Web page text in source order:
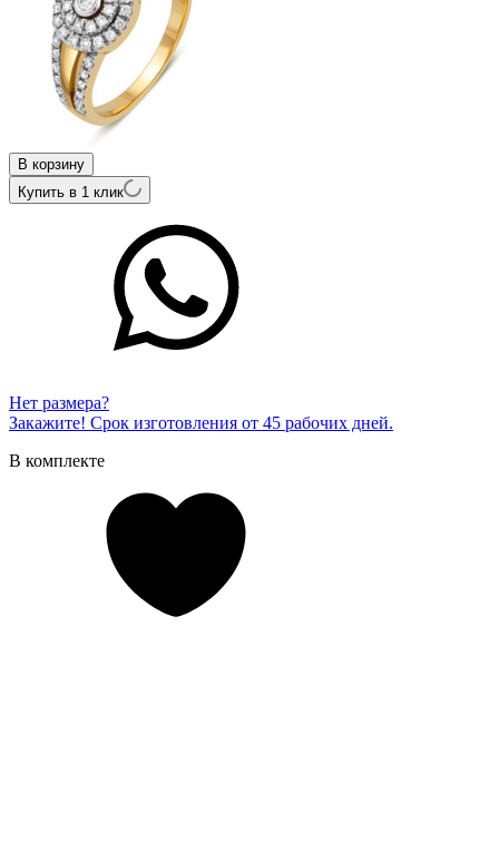
В корзину
Купить в 1 клик
Нет размера?
Закажите! Срок изготовления от 45 рабочих дней.
В комплекте